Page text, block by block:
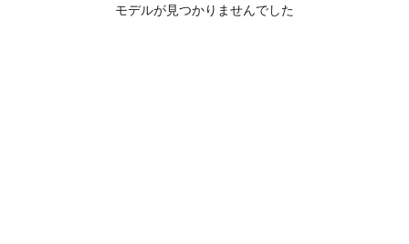
モデルが見つかりませんでした